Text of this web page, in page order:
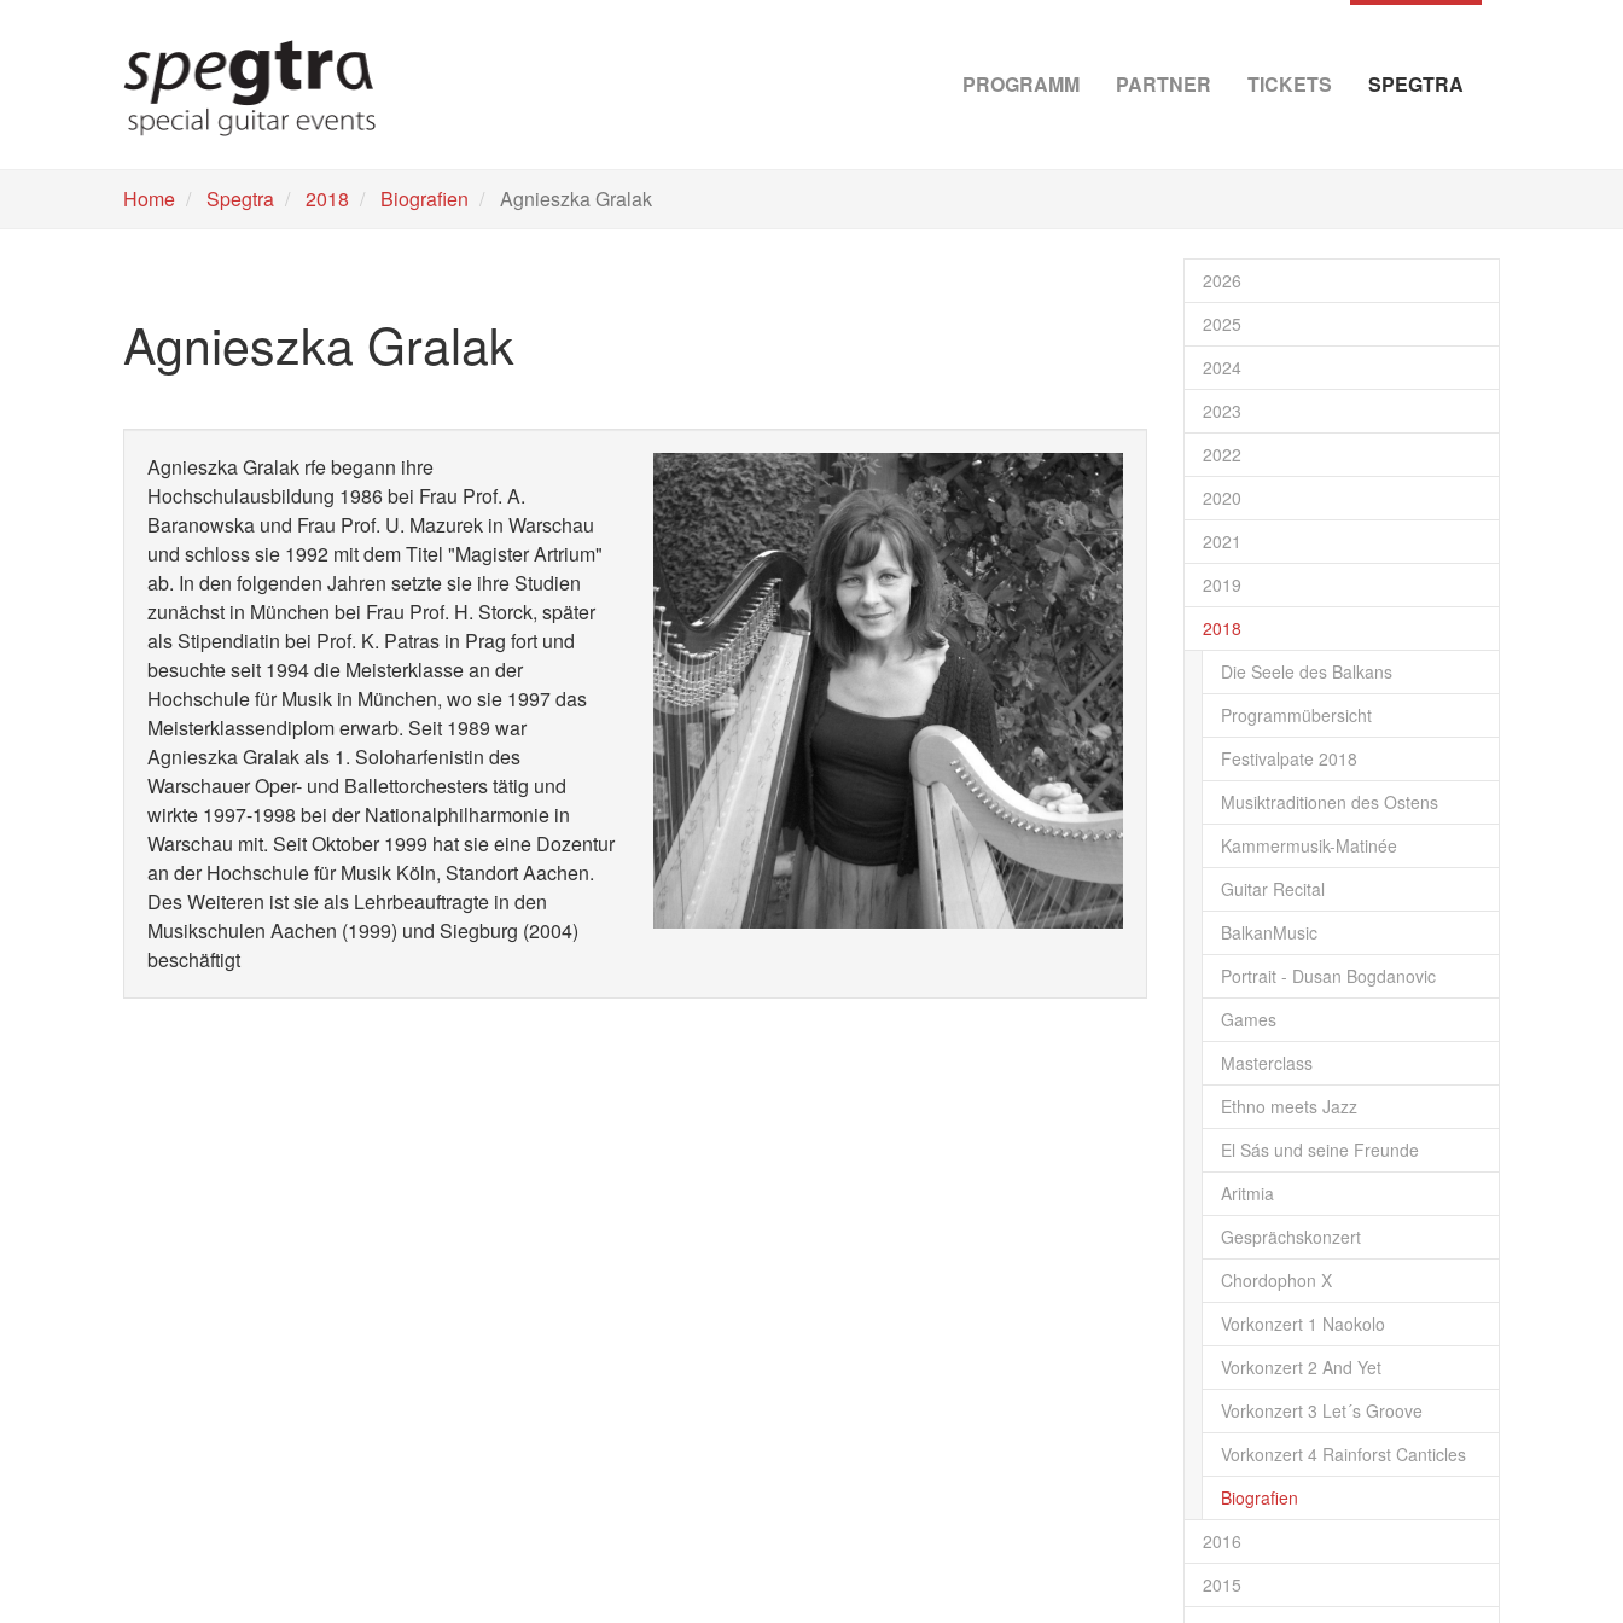
PROGRAMM PARTNER TICKETS SPEGTRA
Home Spegtra 2018 Biografien Agnieszka Gralak
Agnieszka Gralak
Agnieszka Gralak rfe begann ihre
Hochschulausbildung 1986 bei Frau Prof. A.
Baranowska und Frau Prof. U. Mazurek in Warschau
und schloss sie 1992 mit dem Titel "Magister Artrium"
ab. In den folgenden Jahren setzte sie ihre Studien
zunächst in München bei Frau Prof. H. Storck, später
als Stipendiatin bei Prof. K. Patras in Prag fort und
besuchte seit 1994 die Meisterklasse an der
Hochschule für Musik in München, wo sie 1997 das
Meisterklassendiplom erwarb. Seit 1989 war
Agnieszka Gralak als 1. Soloharfenistin des
Warschauer Oper- und Ballettorchesters tätig und
wirkte 1997-1998 bei der Nationalphilharmonie in
Warschau mit. Seit Oktober 1999 hat sie eine Dozentur
an der Hochschule für Musik Köln, Standort Aachen.
Des Weiteren ist sie als Lehrbeauftragte in den
Musikschulen Aachen (1999) und Siegburg (2004)
beschäftigt
2026
2025
2024
2023
2022
2020
2021
2019
2018
Die Seele des Balkans
Programmübersicht
Festivalpate 2018
Musiktraditionen des Ostens
Kammermusik-Matinée
Guitar Recital
BalkanMusic
Portrait - Dusan Bogdanovic
Games
Masterclass
Ethno meets Jazz
El Sás und seine Freunde
Aritmia
Gesprächskonzert
Chordophon X
Vorkonzert 1 Naokolo
Vorkonzert 2 And Yet
Vorkonzert 3 Let´s Groove
Vorkonzert 4 Rainforst Canticles
Biografien
2016
2015